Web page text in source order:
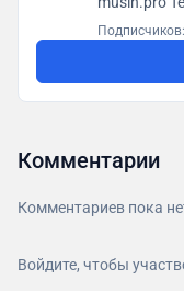
Мусин (яп.
Подписчиков:
Комментарии
Комментариев пока
Войдите, чтобы